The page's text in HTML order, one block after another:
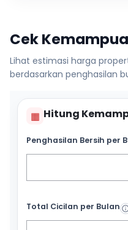
Cek
Lihat estimasi harga
berdasarkan penghasilan
▦ Hitung
Penghasilan Bersih per
Total Cicilan per Bulan